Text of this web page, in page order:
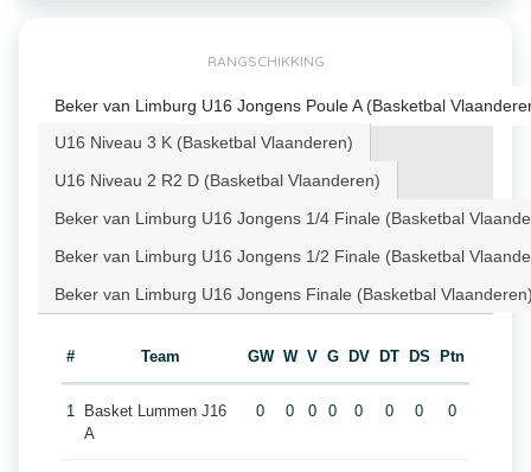
RANGSCHIKKING
Beker van Limburg U16 Jongens Poule A (Basketbal
U16 Niveau 3 K (Basketbal Vlaanderen)
U16 Niveau 2 R2 D (Basketbal Vlaanderen)
Beker van Limburg U16 Jongens 1/4 Finale (Basketbal
Beker van Limburg U16 Jongens 1/2 Finale (Basketbal
Beker van Limburg U16 Jongens Finale (Basketbal
# Team GW W V G DV DT DS Ptn
1
Basket Lummen J16
A
0 0 0 0 0 0 0 0